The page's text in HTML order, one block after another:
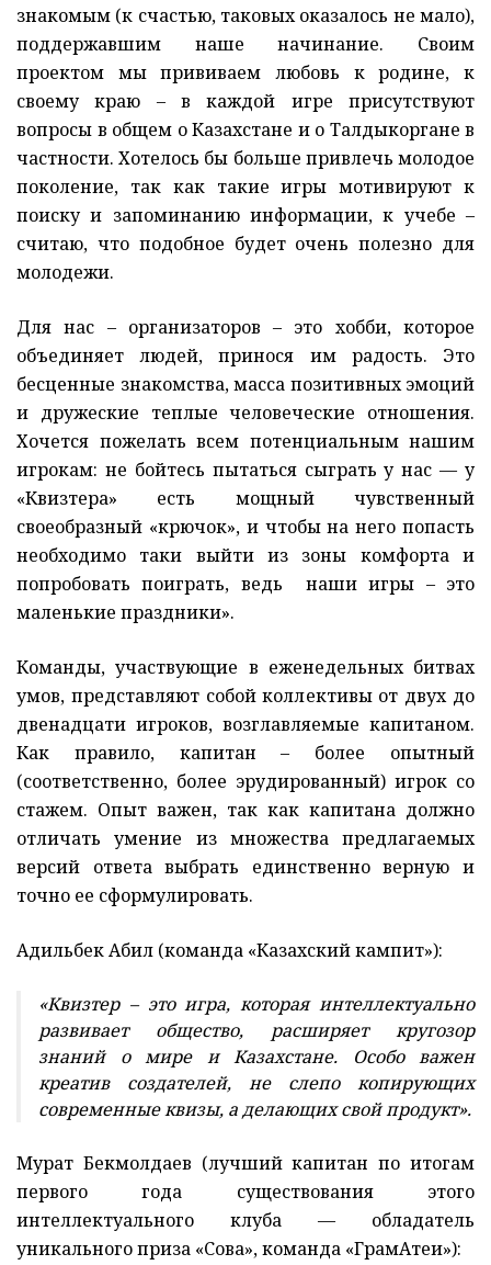
знакомым (к счастью, таковых оказалось не мало),
поддержавшим наше начинание. Своим
проектом мы прививаем любовь к родине, к
своему краю – в каждой игре присутствуют
вопросы в общем о Казахстане и о Талдыкоргане в
частности. Хотелось бы больше привлечь молодое
поколение, так как такие игры мотивируют к
поиску и запоминанию информации, к учебе –
считаю, что подобное будет очень полезно для
молодежи.
Для нас – организаторов – это хобби, которое
объединяет людей, принося им радость. Это
бесценные знакомства, масса позитивных эмоций
и дружеские теплые человеческие отношения.
Хочется пожелать всем потенциальным нашим
игрокам: не бойтесь пытаться сыграть у нас — у
«Квизтера» есть мощный чувственный
своеобразный «крючок», и чтобы на него попасть
необходимо таки выйти из зоны комфорта и
попробовать поиграть, ведь наши игры – это
маленькие праздники».
Команды, участвующие в еженедельных битвах
умов, представляют собой коллективы от двух до
двенадцати игроков, возглавляемые капитаном.
Как правило, капитан – более опытный
(соответственно, более эрудированный) игрок со
стажем. Опыт важен, так как капитана должно
отличать умение из множества предлагаемых
версий ответа выбрать единственно верную и
точно ее сформулировать.
Адильбек Абил (команда «Казахский кампит»):
«Квизтер – это игра, которая интеллектуально
развивает общество, расширяет кругозор
знаний о мире и Казахстане. Особо важен
креатив создателей, не слепо копирующих
современные квизы, а делающих свой продукт».
Мурат Бекмолдаев (лучший капитан по итогам
первого года существования этого
интеллектуального клуба — обладатель
уникального приза «Сова», команда «ГрамАтеи»):